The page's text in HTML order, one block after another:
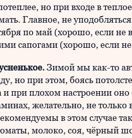
но при входе в
Главное, не
по май (хорошо, если не
сапогами (хорошо, если не
Зимой мы как-то
но при этом, боясь
и при плохом настроении
желательно, не только
в этом случае
молоко, соя, чёрный